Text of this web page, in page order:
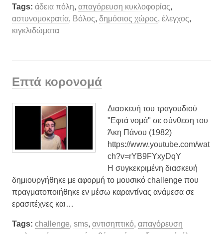
Tags: άδεια πόλη, απαγόρευση κυκλοφορίας,
αστυνομοκρατία, Βόλος, δημόσιος χώρος, έλεγχος,
κιγκλιδώματα
Επτά κορονομά
Διασκευή του τραγουδιού
"Εφτά νομά" σε σύνθεση του
Άκη Πάνου (1982)
https://www.youtube.com/wat
ch?v=rYB9FYxyDqY
Η συγκεκριμένη διασκευή
δημιουργήθηκε με αφορμή το μουσικό challenge που
πραγματοποιήθηκε εν μέσω καραντίνας ανάμεσα σε
ερασιτέχνες και…
Tags: challenge, sms, αντισηπτικό, απαγόρευση